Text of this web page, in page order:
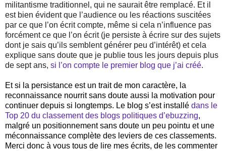
militantisme traditionnel, qui ne saurait être remplacé. Et il
est bien évident que l’audience ou les réactions suscitées
par ce que l’on écrit compte, même si cela n’influence pas
forcément ce que l’on écrit (je persiste à écrire sur des sujets
dont je sais qu’ils semblent générer peu d’intérêt) et cela
explique sans doute que je publie tous les jours depuis plus
de sept ans, si l’on compte le premier blog que j’ai créé.
Et si la persistance est un trait de mon caractère, la
reconnaissance nourrit sans doute aussi la motivation pour
continuer depuis si longtemps. Le blog s’est installé dans le
Top 20 du classement des blogs politiques d’ebuzzing,
malgré un positionnement sans doute un peu pointu et une
méconnaissance complète des leviers de ces classements.
Merci donc à vous tous de lire mes écrits, de les commenter